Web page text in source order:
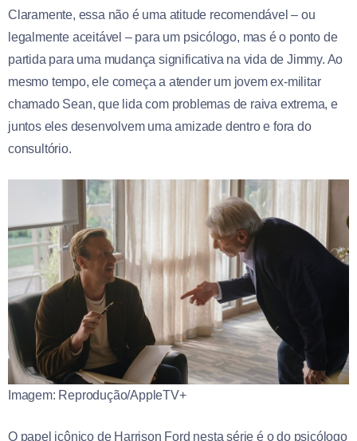
Claramente, essa não é uma atitude recomendável – ou
legalmente aceitável – para um psicólogo, mas é o ponto de
partida para uma mudança significativa na vida de Jimmy. Ao
mesmo tempo, ele começa a atender um jovem ex-militar
chamado Sean, que lida com problemas de raiva extrema, e
juntos eles desenvolvem uma amizade dentro e fora do
consultório.
Imagem: Reprodução/AppleTV+
O papel icônico de Harrison Ford nesta série é o do psicólogo